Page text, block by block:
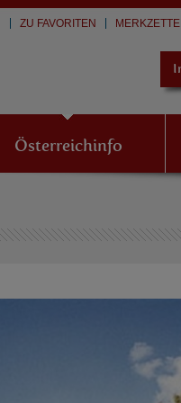
ZU FAVORITEN
Österreichinfo